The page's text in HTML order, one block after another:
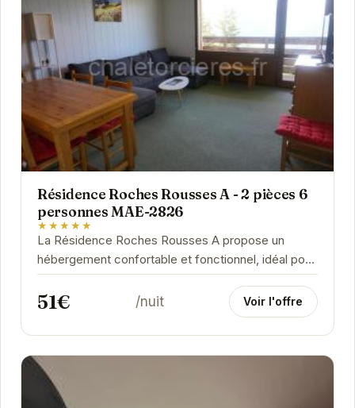
Résidence Roches Rousses A - 2 pièces 6
personnes MAE-2826
★★★★★
La Résidence Roches Rousses A propose un
hébergement confortable et fonctionnel, idéal pour
les familles et les groupes d'amis. Située à...
51€ /nuit Voir l'offre